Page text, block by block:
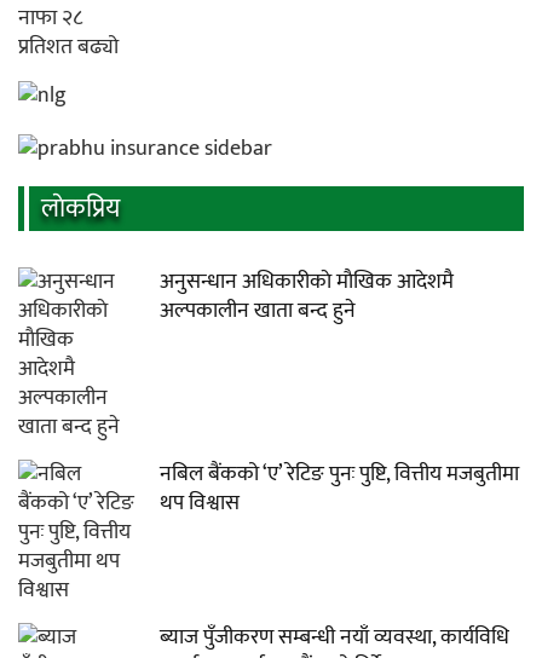
लाेकप्रिय
अनुसन्धान अधिकारीकाे माैखिक आदेशमै
अल्पकालीन खाता बन्द हुने
नबिल बैंकको ‘ए’ रेटिङ पुनः पुष्टि, वित्तीय मजबुतीमा
थप विश्वास
ब्याज पुँजीकरण सम्बन्धी नयाँ व्यवस्था, कार्यविधि